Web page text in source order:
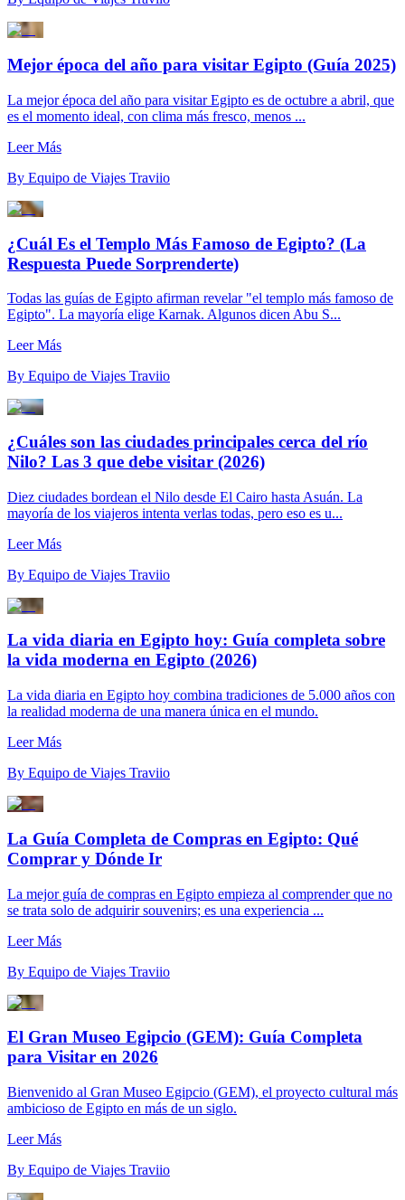
Mejor época del año para visitar Egipto (Guía 2025)
La mejor época del año para visitar Egipto es de octubre a abril, que
es el momento ideal, con clima más fresco, menos ...
Leer Más
By Equipo de Viajes Traviio
¿Cuál Es el Templo Más Famoso de Egipto? (La
Respuesta Puede Sorprenderte)
Todas las guías de Egipto afirman revelar "el templo más famoso de
Egipto". La mayoría elige Karnak. Algunos dicen Abu S...
Leer Más
By Equipo de Viajes Traviio
¿Cuáles son las ciudades principales cerca del río
Nilo? Las 3 que debe visitar (2026)
Diez ciudades bordean el Nilo desde El Cairo hasta Asuán. La
mayoría de los viajeros intenta verlas todas, pero eso es u...
Leer Más
By Equipo de Viajes Traviio
La vida diaria en Egipto hoy: Guía completa sobre
la vida moderna en Egipto (2026)
La vida diaria en Egipto hoy combina tradiciones de 5.000 años con
la realidad moderna de una manera única en el mundo.
Leer Más
By Equipo de Viajes Traviio
La Guía Completa de Compras en Egipto: Qué
Comprar y Dónde Ir
La mejor guía de compras en Egipto empieza al comprender que no
se trata solo de adquirir souvenirs; es una experiencia ...
Leer Más
By Equipo de Viajes Traviio
El Gran Museo Egipcio (GEM): Guía Completa
para Visitar en 2026
Bienvenido al Gran Museo Egipcio (GEM), el proyecto cultural más
ambicioso de Egipto en más de un siglo.
Leer Más
By Equipo de Viajes Traviio